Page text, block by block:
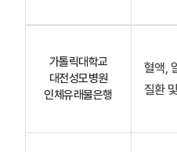
가톨릭대학교
대전성모병원
인체유래물은행
혈액,
질환